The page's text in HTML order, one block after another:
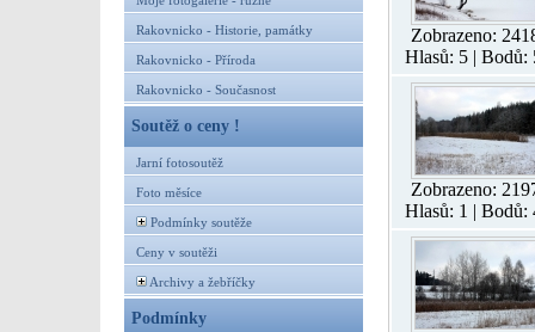
Rakovnicko - Historie, památky
Rakovnicko - Příroda
Rakovnicko - Současnost
Soutěž o ceny !
Jarní fotosoutěž
Foto měsíce
Podmínky soutěže
Ceny v soutěži
Archivy a žebříčky
Podmínky
Zobrazeno:
Hlasů: 5 | Bodů:
Zobrazeno:
Hlasů: 1 | Bodů: